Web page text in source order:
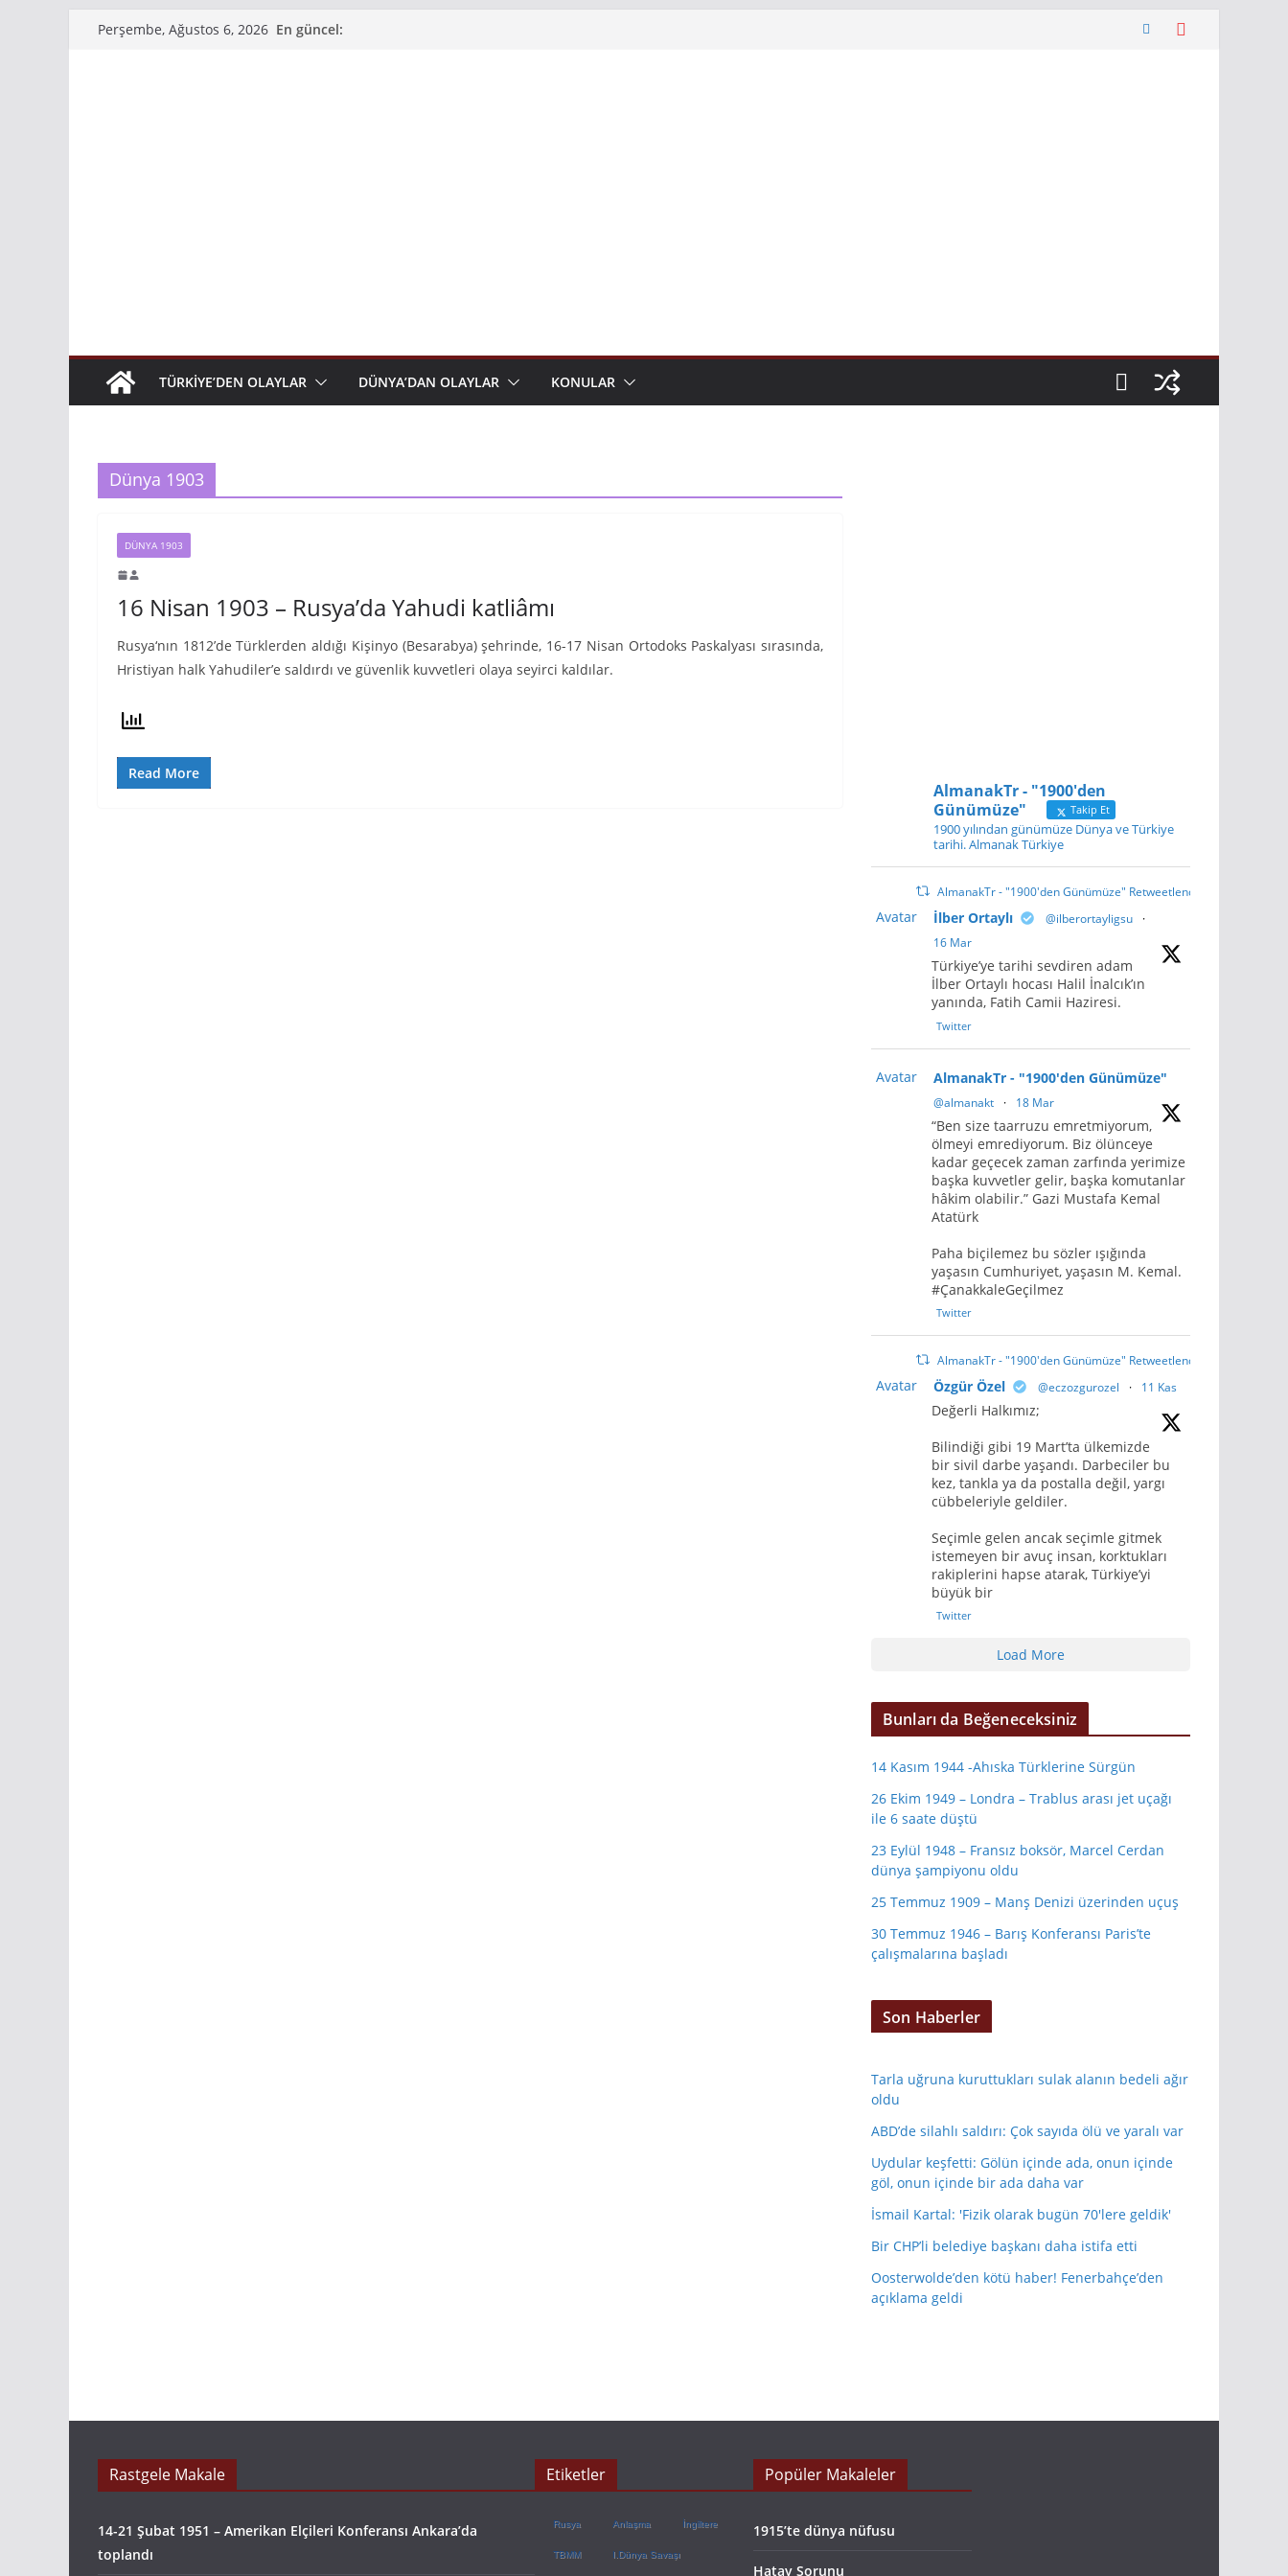
Perşembe, Ağustos 6, 2026 En güncel:
TÜRKIYE’DEN OLAYLAR DÜNYA’DAN OLAYLAR KONULAR
Dünya 1903
DÜNYA 1903
16 Nisan 1903 – Rusya’da Yahudi katliâmı
Rusya‘nın 1812’de Türklerden aldığı Kişinyo (Besarabya) şehrinde, 16-17 Nisan Ortodoks Paskalyası sırasında,
Hristiyan halk Yahudiler’e saldırdı ve güvenlik kuvvetleri olaya seyirci kaldılar.
Read More
AlmanakTr - "1900'den
Günümüze"
Takip Et
1900 yılından günümüze Dünya ve Türkiye
tarihi. Almanak Türkiye
AlmanakTr - "1900'den Günümüze" Retweetlendi
Avatar İlber Ortaylı @ilberortayligsu
·
16 Mar
Türkiye’ye tarihi sevdiren adam
İlber Ortaylı hocası Halil İnalcık’ın
yanında, Fatih Camii Haziresi.
Twitter
Avatar AlmanakTr - "1900'den Günümüze"
@almanakt · 18 Mar
“Ben size taarruzu emretmiyorum,
ölmeyi emrediyorum. Biz ölünceye
kadar geçecek zaman zarfında yerimize
başka kuvvetler gelir, başka komutanlar
hâkim olabilir.” Gazi Mustafa Kemal
Atatürk
Paha biçilemez bu sözler ışığında
yaşasın Cumhuriyet, yaşasın M. Kemal.
#ÇanakkaleGeçilmez
Twitter
AlmanakTr - "1900'den Günümüze" Retweetlendi
Avatar Özgür Özel @eczozgurozel · 11 Kas
Değerli Halkımız;
Bilindiği gibi 19 Mart’ta ülkemizde
bir sivil darbe yaşandı. Darbeciler bu
kez, tankla ya da postalla değil, yargı
cübbeleriyle geldiler.
Seçimle gelen ancak seçimle gitmek
istemeyen bir avuç insan, korktukları
rakiplerini hapse atarak, Türkiye’yi
büyük bir
Twitter
Load More
Bunları da Beğeneceksiniz
14 Kasım 1944 -Ahıska Türklerine Sürgün
26 Ekim 1949 – Londra – Trablus arası jet uçağı
ile 6 saate düştü
23 Eylül 1948 – Fransız boksör, Marcel Cerdan
dünya şampiyonu oldu
25 Temmuz 1909 – Manş Denizi üzerinden uçuş
30 Temmuz 1946 – Barış Konferansı Paris’te
çalışmalarına başladı
Son Haberler
Tarla uğruna kuruttukları sulak alanın bedeli ağır
oldu
ABD’de silahlı saldırı: Çok sayıda ölü ve yaralı var
Uydular keşfetti: Gölün içinde ada, onun içinde
göl, onun içinde bir ada daha var
İsmail Kartal: 'Fizik olarak bugün 70'lere geldik'
Bir CHP’li belediye başkanı daha istifa etti
Oosterwolde’den kötü haber! Fenerbahçe’den
açıklama geldi
Rastgele Makale
14-21 Şubat 1951 – Amerikan Elçileri Konferansı Ankara’da
toplandı
Etiketler
Rusya Anlaşma İngiltere
TBMM I.Dünya Savaşı
Popüler Makaleler
1915’te dünya nüfusu
Hatay Sorunu